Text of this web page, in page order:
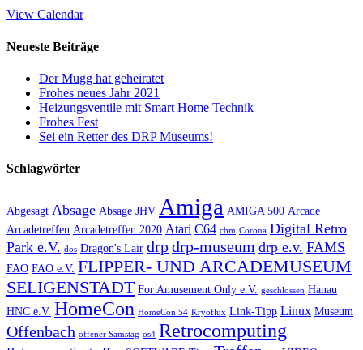
View Calendar
Neueste Beiträge
Der Mugg hat geheiratet
Frohes neues Jahr 2021
Heizungsventile mit Smart Home Technik
Frohes Fest
Sei ein Retter des DRP Museums!
Schlagwörter
Abgesagt Absage Absage JHV Amiga AMIGA 500 Arcade
Arcadetreffen Arcadetreffen 2020 Atari C64 cbm Corona Digital Retro
Park e.V. dos Dragon's Lair drpdrp-museum drp e.v. FAMS
FAO FAO e.V. FLIPPER- UND ARCADEMUSEUM
SELIGENSTADT For Amusement Only e.V. geschlossen Hanau
HNC e.V. HomeCon HomeCon 54 Kryoflux Link-Tipp Linux Museum
Offenbach offener Samstag os4 Retrocomputing